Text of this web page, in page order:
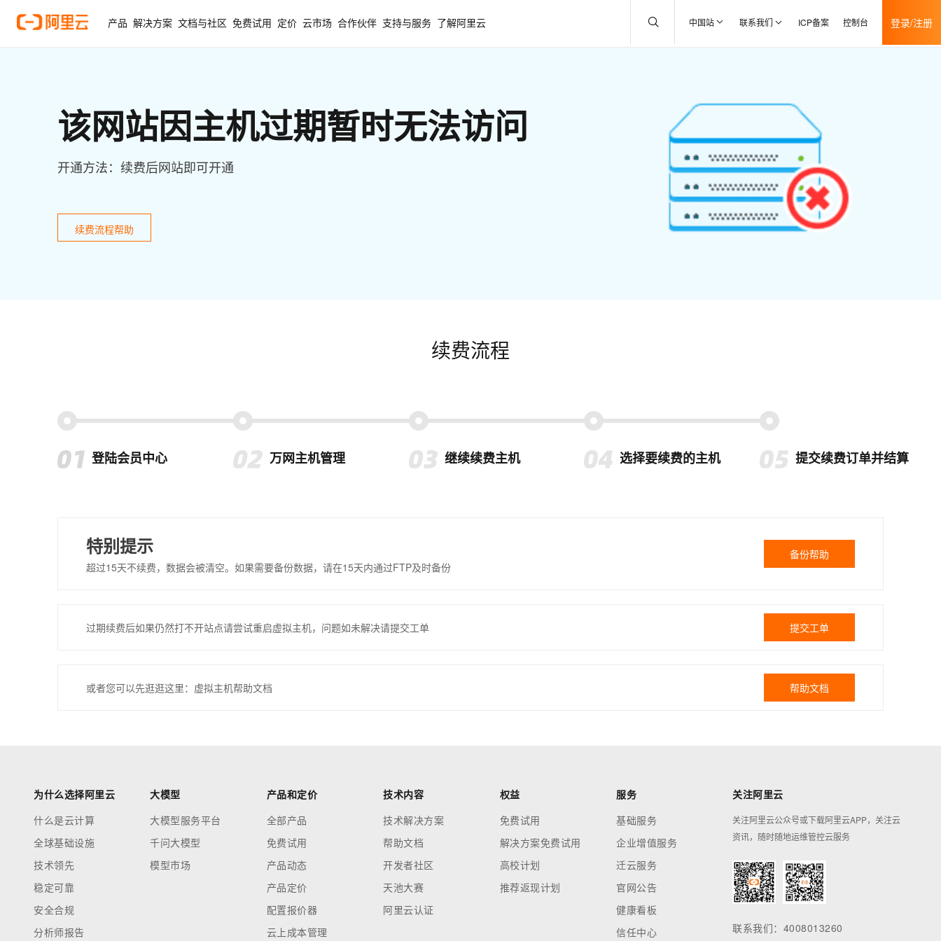
产品 解决方案 文档与社区 免费试用 定价 云市场 合作伙伴 支持与服务 了解阿里云 中国站 联系我们 ICP备案 控制台 登录/注册
该网站因主机过期暂时无法访问
开通方法：续费后网站即可开通
续费流程帮助
续费流程
登陆会员中心 万网主机管理 继续续费主机 选择要续费的主机 提交续费订单并结算
特别提示
超过15天不续费，数据会被清空。如果需要备份数据，请在15天内通过FTP及时备份
备份帮助
过期续费后如果仍然打不开站点请尝试重启虚拟主机，问题如未解决请提交工单 提交工单
或者您可以先逛逛这里：虚拟主机帮助文档 帮助文档